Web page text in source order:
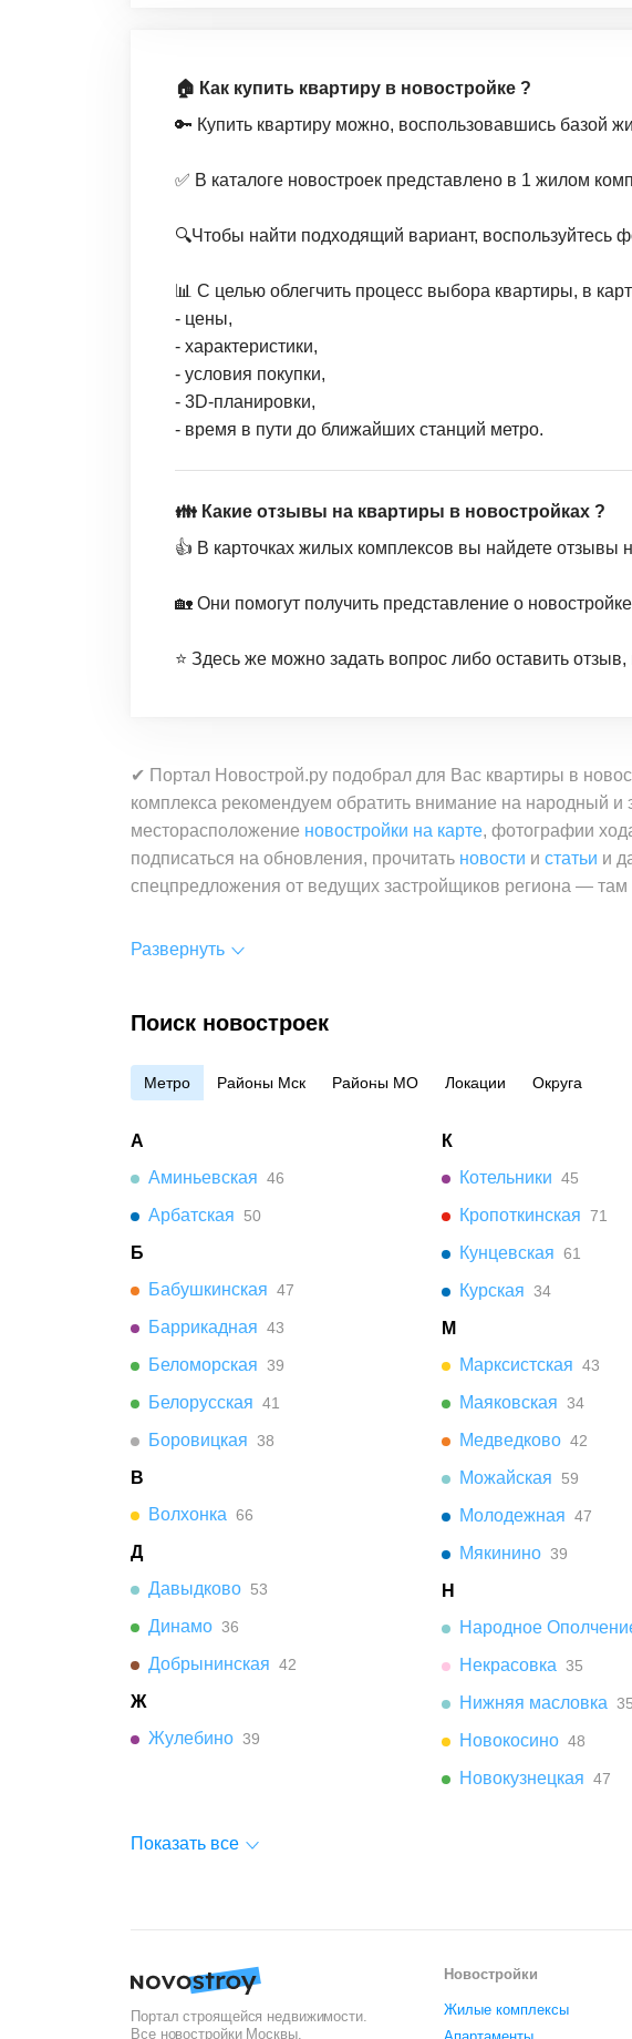
🏠 Как купить квартиру в новостройке ?
🔑 Купить квартиру можно, воспользовавшись базой
✅ В каталоге новостроек представлено в 1 жилом
🔍Чтобы найти подходящий вариант, воспользуйтесь
📊 С целью облегчить процесс выбора квартиры, в
- цены,
- характеристики,
- условия покупки,
- 3D-планировки,
- время в пути до ближайших станций метро.
👪 Какие отзывы на квартиры в новостройках ?
👍 В карточках жилых комплексов вы найдете отзывы
🏡 Они помогут получить представление о
⭐️ Здесь же можно задать вопрос либо оставить
✔ Портал Новострой.ру подобрал для Вас квартиры в
комплекса рекомендуем обратить внимание на народный и
месторасположение новостройки на карте, фотографии
подписаться на обновления, прочитать новости и статьи и
спецпредложения от ведущих застройщиков региона — там
Развернуть
Поиск новостроек
Метро Районы Мск Районы МО Локации Округа
А
Аминьевская 46
Арбатская 50
Б
Бабушкинская 47
Баррикадная 43
Беломорская 39
Белорусская 41
Боровицкая 38
В
Волхонка 66
Д
Давыдково 53
Динамо 36
Добрынинская 42
Ж
Жулебино 39
К
Котельники 45
Кропоткинская 71
Кунцевская 61
Курская 34
М
Марксистская 43
Маяковская 34
Медведково 42
Можайская 59
Молодежная 47
Мякинино 39
Н
Народное
Некрасовка 35
Нижняя масловка 35
Новокосино 48
Новокузнецкая 47
Показать все
Портал строящейся недвижимости.
Все новостройки Москвы.
Новостройки
Жилые комплексы